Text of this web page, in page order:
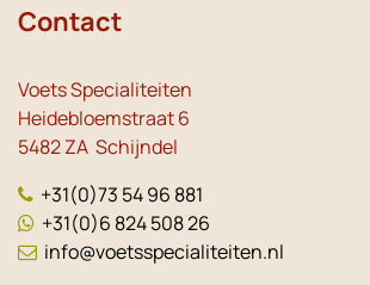
Contact
Voets Specialiteiten
Heidebloemstraat 6
5482 ZA Schijndel
+31(0)73 54 96 881
+31(0)6 824 508 26
info@voetsspecialiteiten.nl